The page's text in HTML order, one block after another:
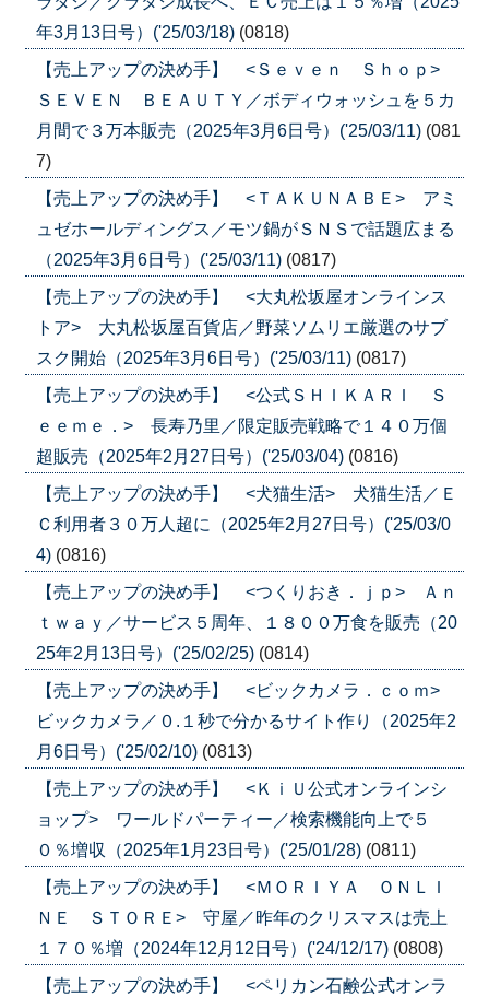
年3月13日号）('25/03/18) (0818)
【売上アップの決め手】 <Ｓｅｖｅｎ Ｓｈｏｐ>
ＳＥＶＥＮ ＢＥＡＵＴＹ／ボディウォッシュを５カ
月間で３万本販売（2025年3月6日号）('25/03/11) (081
7)
【売上アップの決め手】 <ＴＡＫＵＮＡＢＥ> アミ
ュゼホールディングス／モツ鍋がＳＮＳで話題広まる
（2025年3月6日号）('25/03/11) (0817)
【売上アップの決め手】 <大丸松坂屋オンラインス
トア> 大丸松坂屋百貨店／野菜ソムリエ厳選のサブ
スク開始（2025年3月6日号）('25/03/11) (0817)
【売上アップの決め手】 <公式ＳＨＩＫＡＲＩ Ｓ
ｅｅｍｅ．> 長寿乃里／限定販売戦略で１４０万個
超販売（2025年2月27日号）('25/03/04) (0816)
【売上アップの決め手】 <犬猫生活> 犬猫生活／Ｅ
Ｃ利用者３０万人超に（2025年2月27日号）('25/03/0
4) (0816)
【売上アップの決め手】 <つくりおき．ｊｐ> Ａｎ
ｔｗａｙ／サービス５周年、１８００万食を販売（20
25年2月13日号）('25/02/25) (0814)
【売上アップの決め手】 <ビックカメラ．ｃｏｍ>
ビックカメラ／０.１秒で分かるサイト作り（2025年2
月6日号）('25/02/10) (0813)
【売上アップの決め手】 <ＫｉＵ公式オンラインシ
ョップ> ワールドパーティー／検索機能向上で５
０％増収（2025年1月23日号）('25/01/28) (0811)
【売上アップの決め手】 <ＭＯＲＩＹＡ ＯＮＬＩ
ＮＥ ＳＴＯＲＥ> 守屋／昨年のクリスマスは売上
１７０％増（2024年12月12日号）('24/12/17) (0808)
【売上アップの決め手】 <ペリカン石鹸公式オンラ